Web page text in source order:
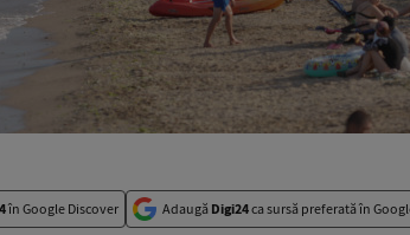
în Google Discover Adaugă Digi24ca sursă preferată în